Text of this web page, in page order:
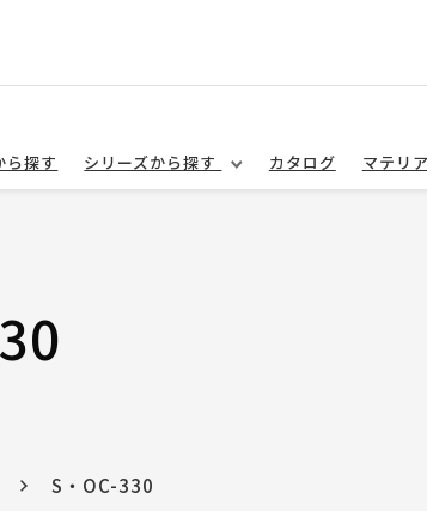
ら探す シリーズから探す カタログ マテリ
S・OC-330